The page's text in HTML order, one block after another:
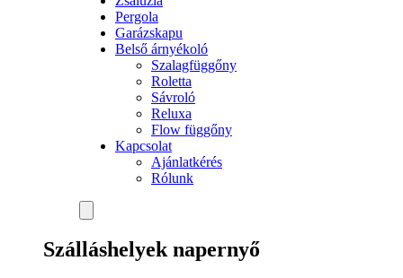
Pergola
Garázskapu
Belső árnyékoló
Szalagfüggőny
Roletta
Sávroló
Reluxa
Flow függőny
Kapcsolat
Ajánlatkérés
Rólunk
Szálláshelyek napernyő